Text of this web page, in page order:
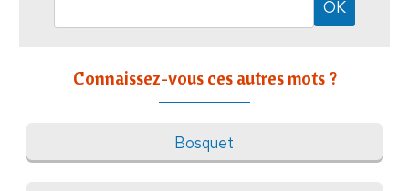
Connaissez-vous ces autres mots ?
Bosquet